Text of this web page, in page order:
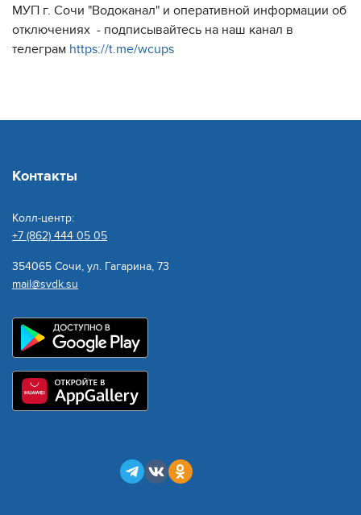
МУП г. Сочи "Водоканал" и оперативной информации об
отключениях - подписывайтесь на наш канал в
телеграм https://t.me/wcups
Контакты
Колл-центр:
+7 (862) 444 05 05
354065 Сочи, ул. Гагарина, 73
mail@svdk.su